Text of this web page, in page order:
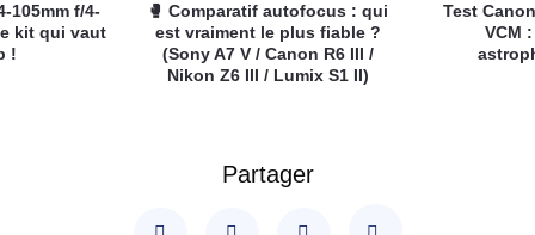
105mm f/4-
kit qui vaut
!
🥊 Comparatif autofocus : qui
est vraiment le plus fiable ?
(Sony A7 V / Canon R6 III /
Nikon Z6 III / Lumix S1 II)
Test
VCM
Partager